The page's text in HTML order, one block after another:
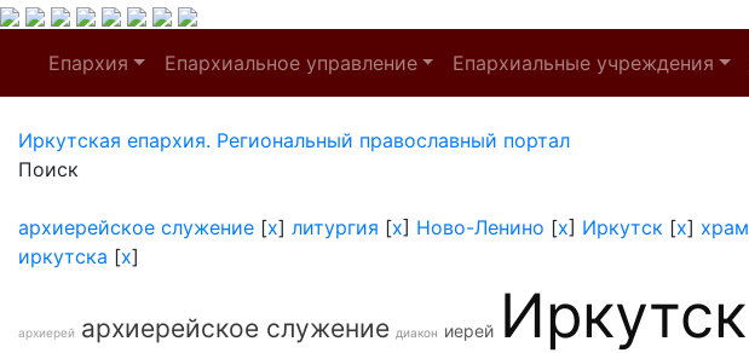
Епархия Епархиальное управление Епархиальные учреждения
Иркутская епархия. Региональный православный портал
Поиск
архиерейское служение [x] литургия [x] Ново-Ленино [x] Иркутск [x] храм
иркутска [x]
архиерей архиерейское служение диакон иерей Иркутск